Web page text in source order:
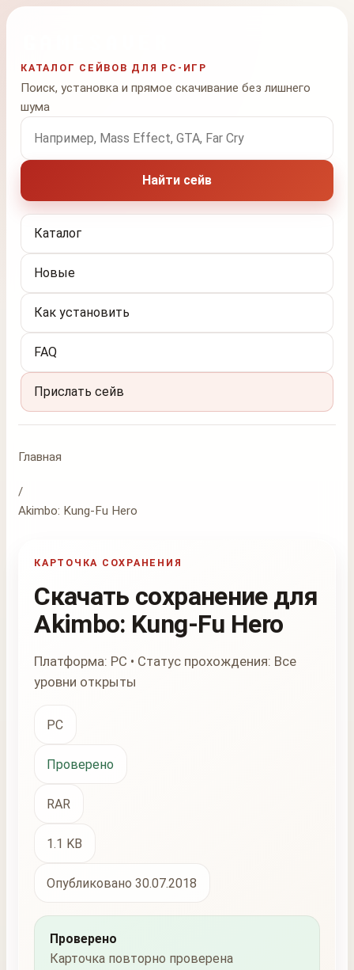
КАТАЛОГ СЕЙВОВ ДЛЯ PC-ИГР
Поиск, установка и прямое скачивание без лишнего
шума
Поиск по названию игры
Найти сейв
Каталог
Новые
Как установить
FAQ
Прислать сейв
Главная
/
Akimbo: Kung-Fu Hero
КАРТОЧКА СОХРАНЕНИЯ
Скачать сохранение для
Akimbo: Kung-Fu Hero
Платформа: PC • Статус прохождения: Все
уровни открыты
PC
Проверено
RAR
1.1 KB
Опубликовано 30.07.2018
Проверено
Карточка повторно проверена